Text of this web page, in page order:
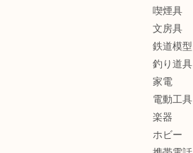
喫煙具
文房具
鉄道模型
釣り道具
家電
電動工具
楽器
ホビー